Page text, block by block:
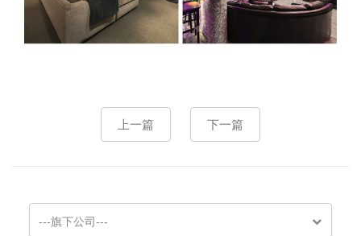
上一篇 下一篇
---旗下公司---